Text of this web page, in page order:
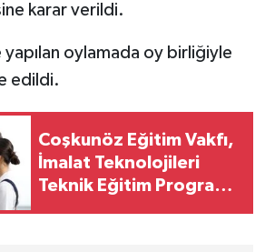
karar verildi.
oylamada oy birliğiyle
edildi.
Coşkunöz Eğitim Vakfı,
İmalat Teknolojileri
Teknik Eğitim Programı